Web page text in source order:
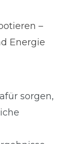
–
Energie
sorgen,